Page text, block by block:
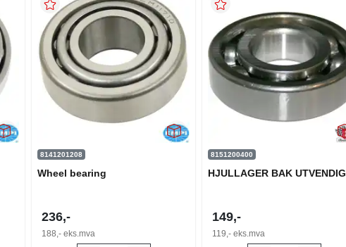
8141201208
Wheel bearing
236,-
188,- eks.mva
8151200400
HJULLAGER BAK UTVENDIG
149,-
119,- eks.mva